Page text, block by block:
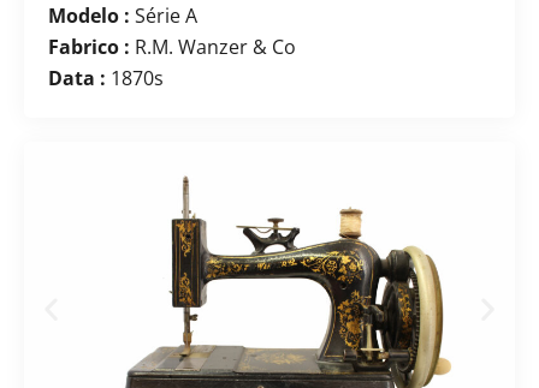
Modelo : Série A
Fabrico : R.M. Wanzer & Co
Data : 1870s